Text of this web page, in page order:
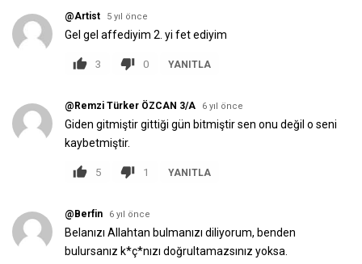
@Artist 5 yıl önce
Gel gel affediyim 2. yi fet ediyim
3 0 YANITLA
@Remzi Türker ÖZCAN 3/A 6 yıl önce
Giden gitmiştir gittiği gün bitmiştir sen onu değil o seni
kaybetmiştir.
5 1 YANITLA
@Berfin 6 yıl önce
Belanızı Allahtan bulmanızı diliyorum, benden
bulursanız k*ç*nızı doğrultamazsınız yoksa.